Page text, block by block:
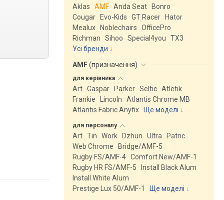
Aklas
AMF Anda Seat
Bonro
Cougar
Evo-Kids GT Racer
Hator
Mealux
Noblechairs
OfficePro
Richman
Sihoo Special4you
ТX3
Усі бренди
AMF(призначення)
для керівника
Art Gaspar Parker Seltic Atletik
Frankie
Lincoln
Atlantis Chrome MB
Atlantis Fabric Anyfix
Ще моделі ↓
для персоналу
Art Tin Work Dzhun Ultra
Patric
Web Chrome
Bridge/AMF-5
Rugby FS/AMF-4 Comfort New/AMF-1
Rugby HR FS/AMF-5
Install Black Alum
Install White Alum
Prestige Lux 50/AMF-1
Ще моделі ↓